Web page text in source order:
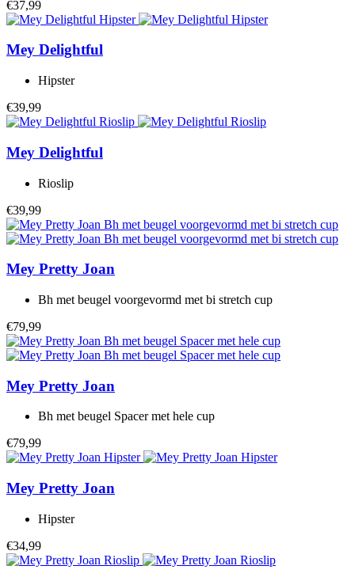
€37,99
Mey Delightful
Hipster
€39,99
Mey Delightful
Rioslip
€39,99
Mey Pretty Joan
Bh met beugel voorgevormd met bi stretch cup
€79,99
Mey Pretty Joan
Bh met beugel Spacer met hele cup
€79,99
Mey Pretty Joan
Hipster
€34,99